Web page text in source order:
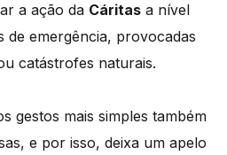
a ação da Cáritas a nível
de emergência, provocadas
catástrofes naturais.
gestos mais simples também
e por isso, deixa um apelo